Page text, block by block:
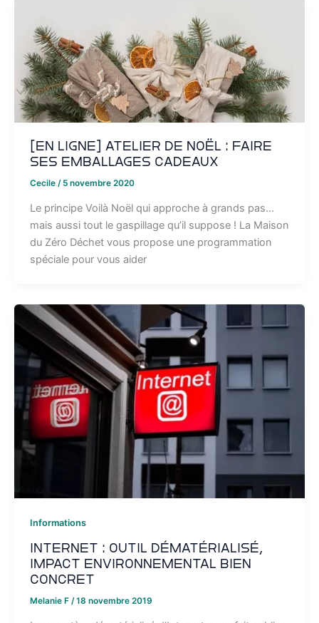
[EN LIGNE] Atelier de Noël : Faire
ses emballages cadeaux
Cecile / 5 novembre 2020
Le principe Voilà Noël qui approche à grands pas…
mais aussi tout le gaspillage qu’il suppose ! La Maison
du Zéro Déchet vous propose une programmation
spéciale pour vous aider
Informations
Internet : outil dématérialisé,
impact environnemental bien
concret
Melanie F /18 novembre 2019